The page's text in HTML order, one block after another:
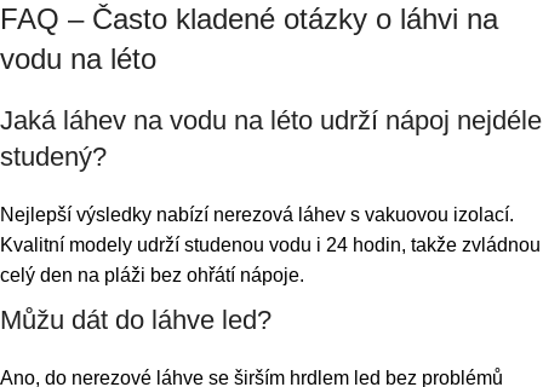
FAQ – Často kladené otázky o láhvi na
vodu na léto
Jaká láhev na vodu na léto udrží nápoj nejdéle
studený?
Nejlepší výsledky nabízí nerezová láhev s vakuovou izolací.
Kvalitní modely udrží studenou vodu i 24 hodin, takže zvládnou
celý den na pláži bez ohřátí nápoje.
Můžu dát do láhve led?
Ano, do nerezové láhve se širším hrdlem led bez problémů